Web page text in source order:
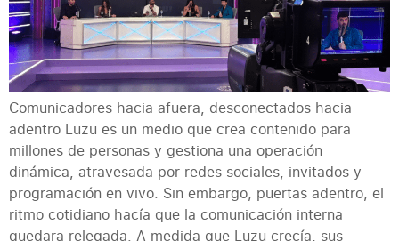
Comunicadores hacia afuera, desconectados hacia
adentro Luzu es un medio que crea contenido para
millones de personas y gestiona una operación
dinámica, atravesada por redes sociales, invitados y
programación en vivo. Sin embargo, puertas adentro, el
ritmo cotidiano hacía que la comunicación interna
quedara relegada. A medida que Luzu crecía, sus